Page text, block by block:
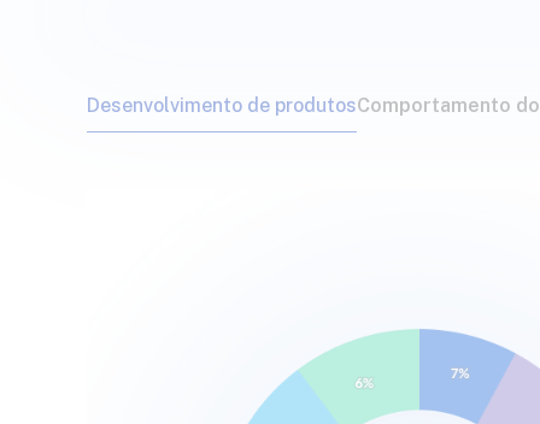
Desenvolvimento de produtosComportamento